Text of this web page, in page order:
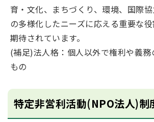
育・文化、まちづくり、環境、国際
の多様化したニーズに応える重要な
期待されています。
(補足)法人格：個人以外で権利や義務
もの
特定非営利活動(NPO法人)制